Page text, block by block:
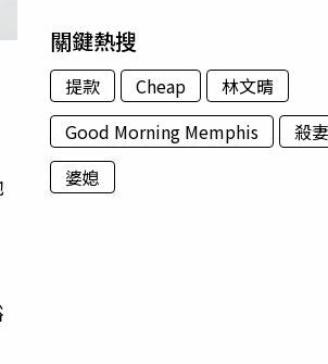
關鍵熱搜
提款 Cheap
林文晴
Good Morning Memphis
殺妻
婆媳